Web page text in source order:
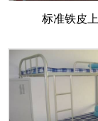
标准铁皮